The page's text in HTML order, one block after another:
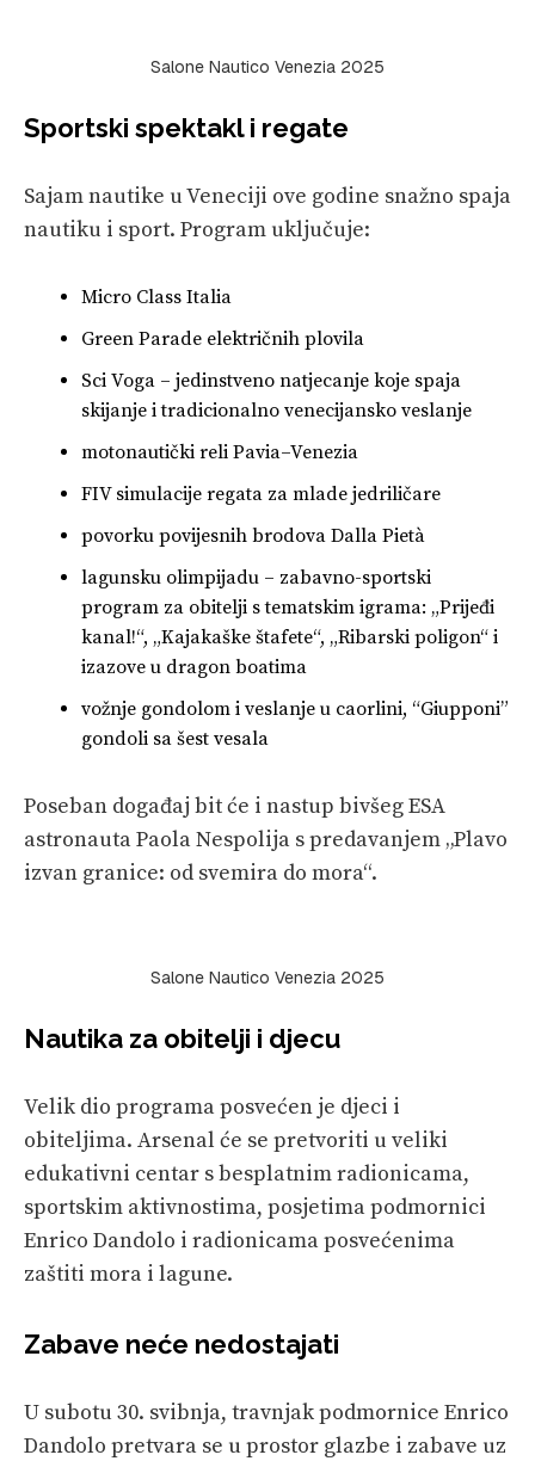
Salone Nautico Venezia 2025
Sportski spektakl i regate
Sajam nautike u Veneciji ove godine snažno spaja
nautiku i sport. Program uključuje:
Micro Class Italia
Green Parade električnih plovila
Sci Voga – jedinstveno natjecanje koje spaja
skijanje i tradicionalno venecijansko veslanje
motonautički reli Pavia–Venezia
FIV simulacije regata za mlade jedriličare
povorku povijesnih brodova Dalla Pietà
lagunsku olimpijadu – zabavno-sportski
program za obitelji s tematskim igrama: „Prijeđi
kanal!“, „Kajakaške štafete“, „Ribarski poligon“ i
izazove u dragon boatima
vožnje gondolom i veslanje u caorlini, “Giupponi”
gondoli sa šest vesala
Poseban događaj bit će i nastup bivšeg ESA
astronauta Paola Nespolija s predavanjem „Plavo
izvan granice: od svemira do mora“.
Salone Nautico Venezia 2025
Nautika za obitelji i djecu
Velik dio programa posvećen je djeci i
obiteljima. Arsenal će se pretvoriti u veliki
edukativni centar s besplatnim radionicama,
sportskim aktivnostima, posjetima podmornici
Enrico Dandolo i radionicama posvećenima
zaštiti mora i lagune.
Zabave neće nedostajati
U subotu 30. svibnja, travnjak podmornice Enrico
Dandolo pretvara se u prostor glazbe i zabave uz